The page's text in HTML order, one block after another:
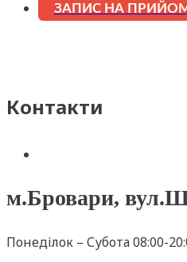
ЗАПИС НА
Контакти
м.Бровари,
Понеділок – Субота 08:00-